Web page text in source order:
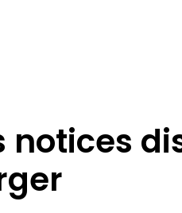
notices